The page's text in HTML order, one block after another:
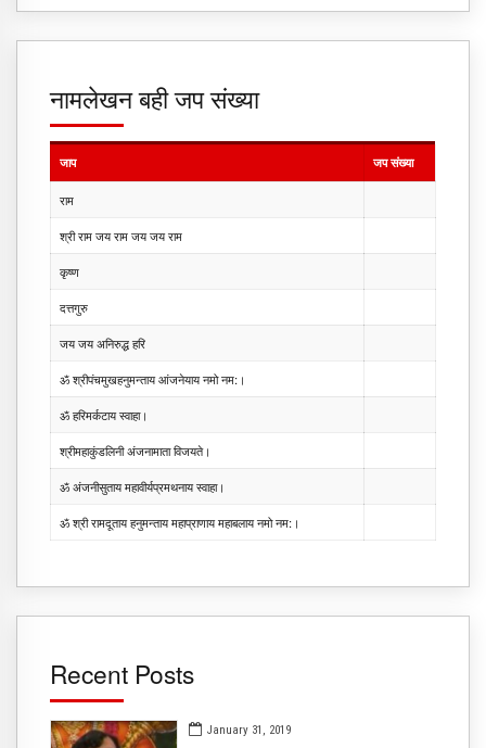
नामलेखन बही जप संख्या
जाप जप संख्या
राम
श्री राम जय राम जय जय राम
कृष्ण
दत्तगुरु
जय जय अनिरुद्ध हरि
ॐ श्रीपंचमुखहनुमन्ताय आंजनेयाय नमो नम:।
ॐ हरिमर्कटाय स्वाहा।
श्रीमहाकुंडलिनी अंजनामाता विजयते।
ॐ अंजनीसुताय महावीर्यप्रमथनाय स्वाहा।
ॐ श्री रामदूताय हनुमन्ताय महाप्राणाय महाबलाय नमो नम:।
Recent Posts
January 31, 2019